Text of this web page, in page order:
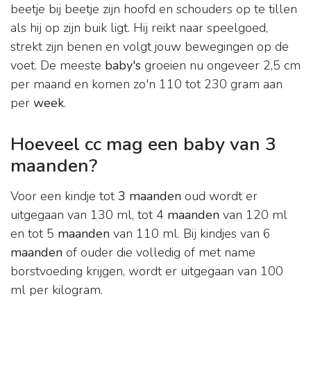
beetje bij beetje zijn hoofd en schouders op te tillen
als hij op zijn buik ligt. Hij reikt naar speelgoed,
strekt zijn benen en volgt jouw bewegingen op de
voet. De meeste baby's groeien nu ongeveer 2,5 cm
per maand en komen zo'n 110 tot 230 gram aan
per week.
Hoeveel cc mag een baby van 3
maanden?
Voor een kindje tot3 maanden oud wordt er
uitgegaan van 130 ml, tot 4 maanden van 120 ml
en tot 5 maanden van 110 ml. Bij kindjes van 6
maanden of ouder die volledig of met name
borstvoeding krijgen, wordt er uitgegaan van 100
ml per kilogram.